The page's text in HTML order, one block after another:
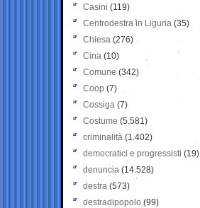
Casini (119)
Centrodestra in Liguria (35)
Chiesa (276)
Cina (10)
Comune (342)
Coop (7)
Cossiga (7)
Costume (5.581)
criminalità (1.402)
democratici e progressisti (19)
denuncia (14.528)
destra (573)
destradipopolo (99)